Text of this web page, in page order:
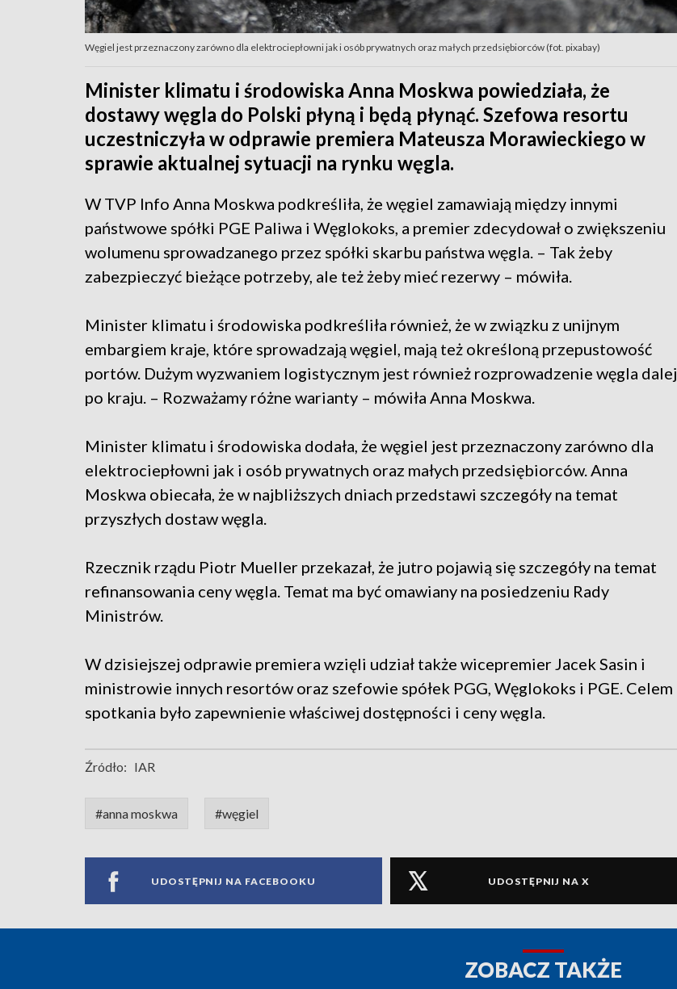
Węgiel jest przeznaczony zarówno dla elektrociepłowni jak i osób prywatnych oraz małych przedsiębiorców (fot. pixabay)
Minister klimatu i środowiska Anna Moskwa powiedziała, że
dostawy węgla do Polski płyną i będą płynąć. Szefowa resortu
uczestniczyła w odprawie premiera Mateusza Morawieckiego w
sprawie aktualnej sytuacji na rynku węgla.
W TVP Info Anna Moskwa podkreśliła, że węgiel zamawiają między innymi
państwowe spółki PGE Paliwa i Węglokoks, a premier zdecydował o zwiększeniu
wolumenu sprowadzanego przez spółki skarbu państwa węgla. – Tak żeby
zabezpieczyć bieżące potrzeby, ale też żeby mieć rezerwy – mówiła.
Minister klimatu i środowiska podkreśliła również, że w związku z unijnym
embargiem kraje, które sprowadzają węgiel, mają też określoną przepustowość
portów. Dużym wyzwaniem logistycznym jest również rozprowadzenie węgla dalej
po kraju. – Rozważamy różne warianty – mówiła Anna Moskwa.
Minister klimatu i środowiska dodała, że węgiel jest przeznaczony zarówno dla
elektrociepłowni jak i osób prywatnych oraz małych przedsiębiorców. Anna
Moskwa obiecała, że w najbliższych dniach przedstawi szczegóły na temat
przyszłych dostaw węgla.
Rzecznik rządu Piotr Mueller przekazał, że jutro pojawią się szczegóły na temat
refinansowania ceny węgla. Temat ma być omawiany na posiedzeniu Rady
Ministrów.
W dzisiejszej odprawie premiera wzięli udział także wicepremier Jacek Sasin i
ministrowie innych resortów oraz szefowie spółek PGG, Węglokoks i PGE. Celem
spotkania było zapewnienie właściwej dostępności i ceny węgla.
Źródło: IAR
#anna moskwa #węgiel
UDOSTĘPNIJ NA FACEBOOKU UDOSTĘPNIJ NA X
ZOBACZ TAKŻE